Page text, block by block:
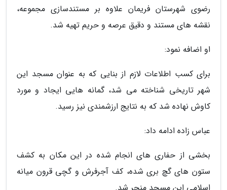
رضوی شهرستان فریمان علاوه بر مستندسازی مجموعه،
نقشه های مستند و دقیق عرصه و حریم تهیه شد.
او اضافه نمود:
برای کسب اطلاعات لازم از بنایی که به عنوان مسجد این
شهر تاریخی شناخته می شد، گمانه هایی ایجاد و مورد
کاوش نهاده شد که به نتایج ارزشمندی نیز رسید.
عباس زاده ادامه داد:
بخشی از حفاری های انجام شده در این مکان به کشف
ستون های گچ بری شده، کف آجرفرش و گچی قرون میانه